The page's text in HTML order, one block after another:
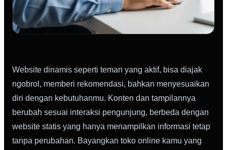
Website dinamis seperti teman yang aktif, bisa diajak
ngobrol, memberi rekomendasi, bahkan menyesuaikan
diri dengan kebutuhanmu. Konten dan tampilannya
berubah sesuai interaksi pengunjung, berbeda dengan
website statis yang hanya menampilkan informasi tetap
tanpa perubahan. Bayangkan toko online kamu yang